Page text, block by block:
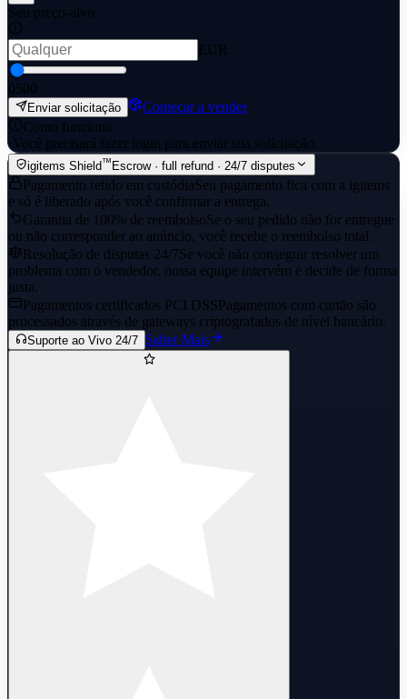
Seu preço-alvo
EUR
0500
Enviar solicitação
Começar a vender
Como funciona
·Você precisará fazer login para enviar sua solicitação.
igitems Shield™ Escrow · full refund · 24/7 disputes
Pagamento retido em custódiaSeu pagamento fica com a igitems
e só é liberado após você confirmar a entrega.
Garantia de 100% de reembolsoSe o seu pedido não for entregue
ou não corresponder ao anúncio, você recebe o reembolso total.
Resolução de disputas 24/7Se você não conseguir resolver um
problema com o vendedor, nossa equipe intervém e decide de forma
justa.
Pagamentos certificados PCI DSSPagamentos com cartão são
processados através de gateways criptografados de nível bancário.
Suporte ao Vivo 24/7 Saber Mais